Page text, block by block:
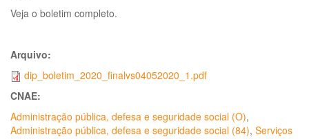
Veja o boletim completo.
Arquivo:
dip_boletim_2020_finalvs04052020_1.pdf
CNAE:
Administração pública, defesa e seguridade social (O),
Administração pública, defesa e seguridade social (84), Serviços